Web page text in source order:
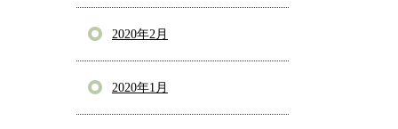
2020年2月
2020年1月